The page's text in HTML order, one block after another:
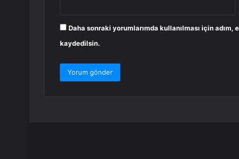
Daha sonraki yorumlarımda kullanılması için
kaydedilsin.